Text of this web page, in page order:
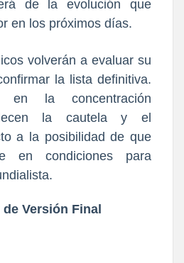
de la evolución que
en los próximos días.
volverán a evaluar su
la lista definitiva.
en la concentración
la cautela y el
a la posibilidad de que
en condiciones para
Versión Final